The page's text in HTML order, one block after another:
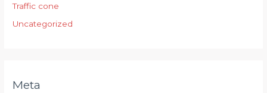
Traffic cone
Uncategorized
Meta